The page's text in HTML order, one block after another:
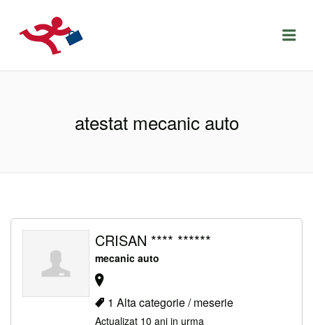
LOCURIDEMUNCACLUJ.NET
atestat mecanic auto
CRISAN **** ******
mecanic auto
1 Alta categorie / meserie
Actualizat 10 ani in urma